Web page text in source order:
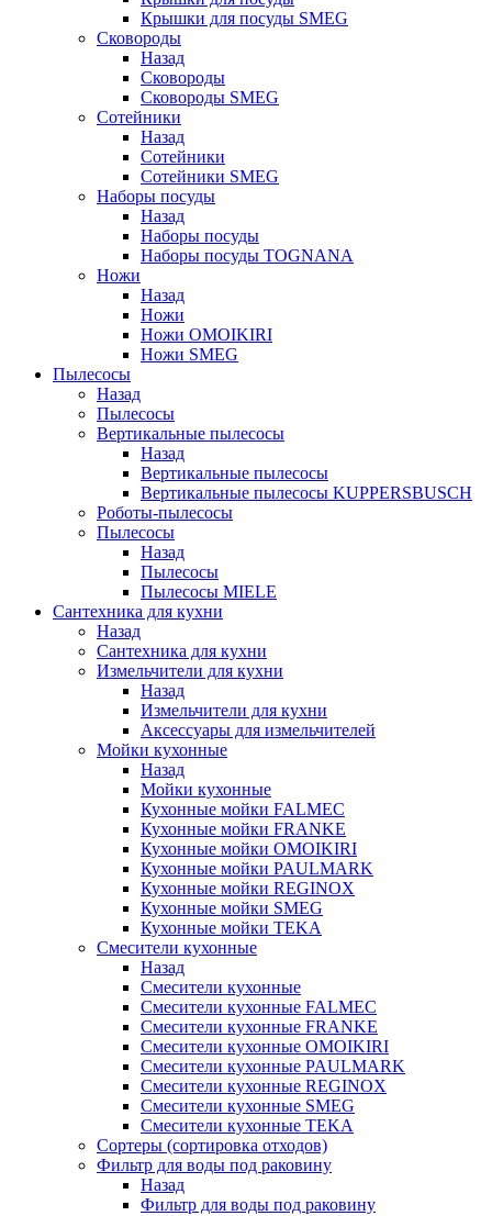
Крышки для посуды SMEG
Сковороды
Назад
Сковороды
Сковороды SMEG
Сотейники
Назад
Сотейники
Сотейники SMEG
Наборы посуды
Назад
Наборы посуды
Наборы посуды TOGNANA
Ножи
Назад
Ножи
Ножи OMOIKIRI
Ножи SMEG
Пылесосы
Назад
Пылесосы
Вертикальные пылесосы
Назад
Вертикальные пылесосы
Вертикальные пылесосы KUPPERSBUSCH
Роботы-пылесосы
Пылесосы
Назад
Пылесосы
Пылесосы MIELE
Сантехника для кухни
Назад
Сантехника для кухни
Измельчители для кухни
Назад
Измельчители для кухни
Аксессуары для измельчителей
Мойки кухонные
Назад
Мойки кухонные
Кухонные мойки FALMEC
Кухонные мойки FRANKE
Кухонные мойки OMOIKIRI
Кухонные мойки PAULMARK
Кухонные мойки REGINOX
Кухонные мойки SMEG
Кухонные мойки TEKA
Смесители кухонные
Назад
Смесители кухонные
Смесители кухонные FALMEC
Смесители кухонные FRANKE
Смесители кухонные OMOIKIRI
Смесители кухонные PAULMARK
Смесители кухонные REGINOX
Смесители кухонные SMEG
Смесители кухонные TEKA
Сортеры (сортировка отходов)
Фильтр для воды под раковину
Назад
Фильтр для воды под раковину